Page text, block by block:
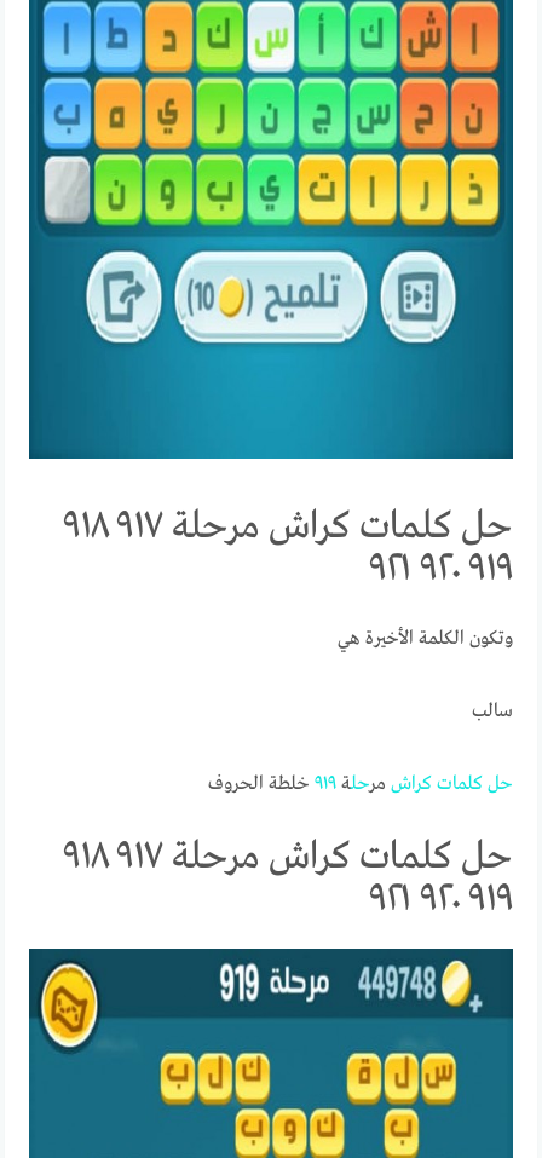
حل كلمات كراش مرحلة ٩١٧ ٩١٨
٩١٩ ٩٢٠ ٩٢١
وتكون الكلمة الأخيرة هي
سالب
حل كلمات كراش مرحلة٩١٩ خلطة الحروف
حل كلمات كراش مرحلة ٩١٧ ٩١٨
٩١٩ ٩٢٠ ٩٢١